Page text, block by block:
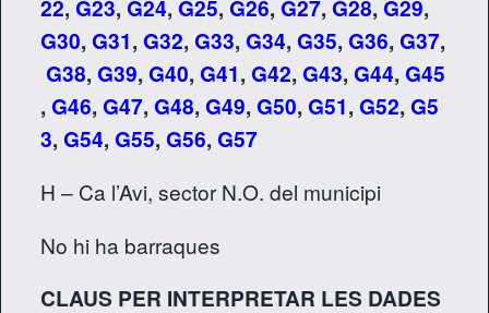
22, G23, G24, G25, G26, G27, G28, G29,
G30, G31, G32, G33, G34, G35, G36, G37,
G38, G39, G40, G41, G42, G43, G44, G45
, G46, G47, G48, G49, G50, G51, G52, G5
3, G54, G55, G56, G57
H – Ca l’Avi, sector N.O. del municipi
No hi ha barraques
CLAUS PER INTERPRETAR LES DADES